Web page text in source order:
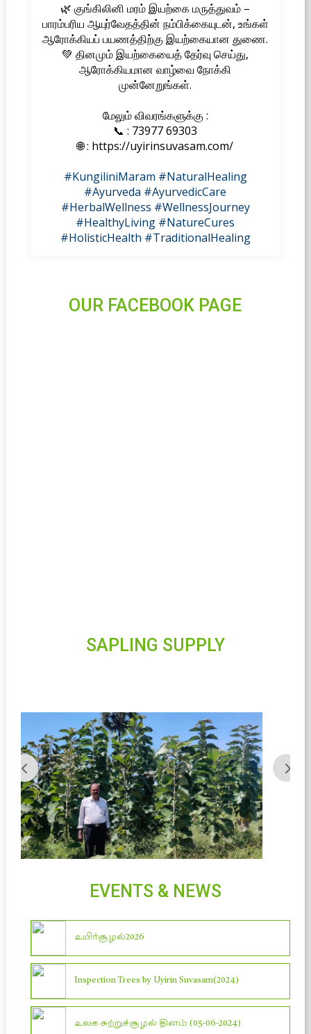
🌿 குங்கிலினி மரம் இயற்கை மருத்துவம் –
பாரம்பரிய ஆயுர்வேதத்தின் நம்பிக்கையுடன், உங்கள்
ஆரோக்கியப் பயணத்திற்கு இயற்கையான துணை.
💚 தினமும் இயற்கையைத் தேர்வு செய்து,
ஆரோக்கியமான வாழ்வை நோக்கி
முன்னேறுங்கள்.
மேலும் விவரங்களுக்கு :
📞 : 73977 69303
🌐 : https://uyirinsuvasam.com/
#KungiliniMaram #NaturalHealing
#Ayurveda #AyurvedicCare
#HerbalWellness #WellnessJourney
#HealthyLiving #NatureCures
#HolisticHealth #TraditionalHealing
OUR FACEBOOK PAGE
SAPLING SUPPLY
EVENTS & NEWS
உயிர்சூழல்2026
Inspection Trees by Uyirin Suvasam(2024)
உலக சுற்றுச்சூழல் தினம் (05-06-2024)